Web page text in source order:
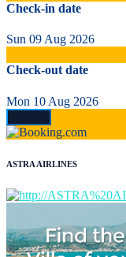
Check-in date
Sun 09 Aug 2026
Check-out date
Mon 10 Aug 2026
ASTRA AIRLINES